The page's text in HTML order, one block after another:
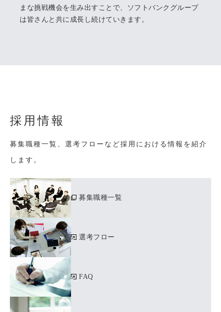
まな挑戦機会を生み出すことで、ソフトバンクグループ
は皆さんと共に成長し続けていきます。
採用情報
募集職種一覧、選考フローなど採用における情報を紹介
します。
募集職種一覧
選考フロー
FAQ